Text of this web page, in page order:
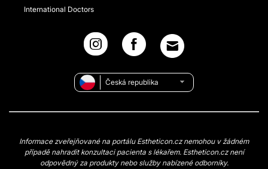
International Doctors
Česká republika
Informace zveřejňované na portálu Estheticon.cz nemohou v žádném
případě nahradit konzultaci pacienta s lékařem. Estheticon.cz není
odpovědný za produkty nebo služby nabízené odborníky.